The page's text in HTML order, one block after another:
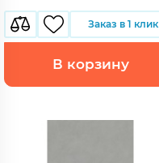
Заказ в 1 клик
В корзину